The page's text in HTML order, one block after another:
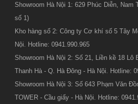
Showroom Hà Nội 1: 629 Phúc Diễn, Nam
số 1)
Kho hàng số 2: Công ty Cơ khí số 5 Tây
Nội. Hotline: 0941.990.965
Showroom Hà Nội 2: Số 21, Liền kề 18 Lô
Thanh Hà - Q. Hà Đông - Hà Nội. Hotline:
Showroom Hà Nội 3: Số 643 Phạm Văn
TOWER - Cầu giấy - Hà Nội. Hotline: